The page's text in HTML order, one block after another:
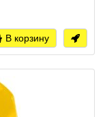
В корзину